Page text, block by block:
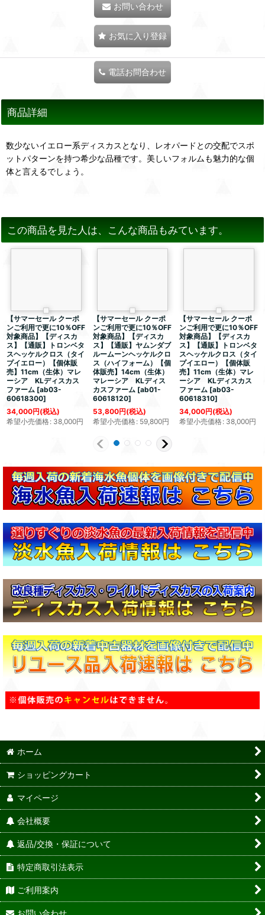
お問い合わせ
お気に入り登録
電話お問合わせ
商品詳細
数少ないイエロー系ディスカスとなり、レオパードとの交配でスポ
ットパターンを持つ希少な品種です。美しいフォルムも魅力的な個
体と言えるでしょう。
この商品を見た人は、こんな商品もみています。
【サマーセール クーポ
ンご利用で更に10％OFF
対象商品】【ディスカ
ス】【通販】トロンベタ
スヘッケルクロス（タイ
プイエロー）【個体販
売】11cm（生体）マレ
ーシア KLディスカス
ファーム [ab03-
60618300]
34,000円(税込)
希望小売価格: 38,000円
【サマーセール クーポ
ンご利用で更に10％OFF
対象商品】【ディスカ
ス】【通販】ヤムンダブ
ルームーンヘッケルクロ
ス（ハイフォーム）【個
体販売】14cm（生体）
マレーシア KLディス
カスファーム [ab01-
60618120]
53,800円(税込)
希望小売価格: 59,800円
【サマーセール クーポ
ンご利用で更に10％OFF
対象商品】【ディスカ
ス】【通販】トロンベタ
スヘッケルクロス（タイ
プイエロー）【個体販
売】11cm（生体）マレ
ーシア KLディスカス
ファーム [ab03-
60618310]
34,000円(税込)
希望小売価格: 38,000円
ホーム
ショッピングカート
マイページ
会社概要
返品/交換・保証について
特定商取引法表示
ご利用案内